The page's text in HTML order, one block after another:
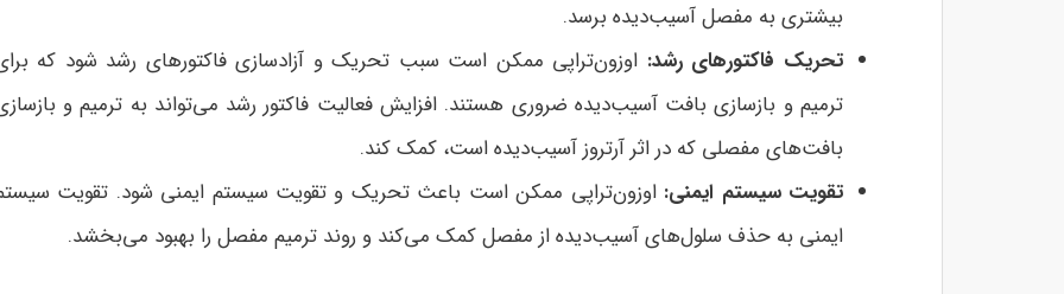
بیشتری به مفصل آسیب‌دیده برسد.
تحریک فاکتورهای رشد: اوزون‌تراپی ممکن است سبب تحریک و آزادسازی فاکتورهای رشد شود که
ترمیم و بازسازی بافت آسیب‌دیده ضروری هستند. افزایش فعالیت فاکتور رشد می‌تواند به ترمیم و
بافت‌های مفصلی که در اثر آرتروز آسیب‌دیده است، کمک کند.
تقویت سیستم ایمنی:اوزون‌تراپی ممکن است باعث تحریک و تقویت سیستم ایمنی شود. تقویت
ایمنی به حذف سلول‌های آسیب‌دیده از مفصل کمک می‌کند و روند ترمیم مفصل را بهبود می‌بخشد.